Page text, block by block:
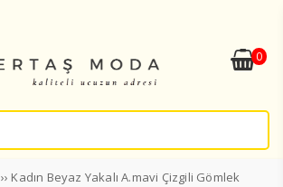
0
›› Kadın Beyaz Yakalı A.mavi Çizgili Gömlek